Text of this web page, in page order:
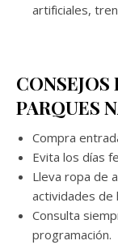
artificiales,
PARQUES
Compra
Evita los días
Lleva ropa de
actividades de
Consulta
programación.